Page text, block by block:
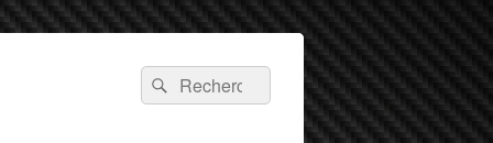
Recherche :
Rechercher